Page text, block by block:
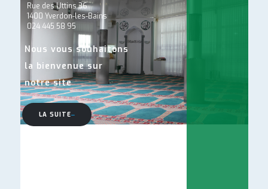
Nous vous souhaitons
la bienvenue sur
notre site
LA SUITE—
Rue des Uttins 36
1400 Yverdon-les-Bains
024 445 58 95